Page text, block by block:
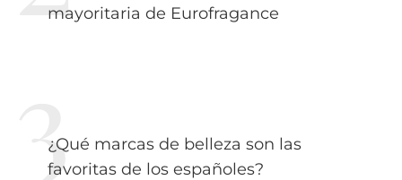
mayoritaria de Eurofragance
¿Qué marcas de belleza son las
favoritas de los españoles?